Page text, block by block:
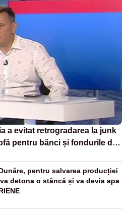
a evitat retrogradarea la junk
pentru bănci și fondurile de
pentru salvarea producției
detona o stâncă și va devia apa